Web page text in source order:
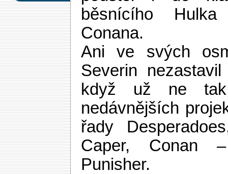
běsnícího
Conana.
Ani ve svých
Severin
když už ne
nedávnějších
řady
Caper, Conan
Punisher.